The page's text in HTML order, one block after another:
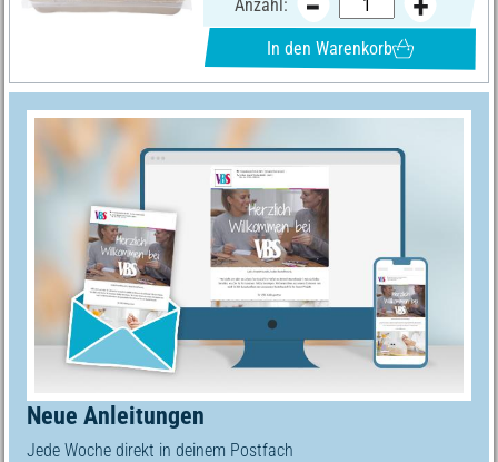
Anzahl:
In den Warenkorb
Neue Anleitungen
Jede Woche direkt in deinem Postfach